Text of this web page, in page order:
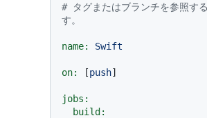
# タグまたはブランチを参照す
す。
name: Swift
on: [push]
jobs:
build: